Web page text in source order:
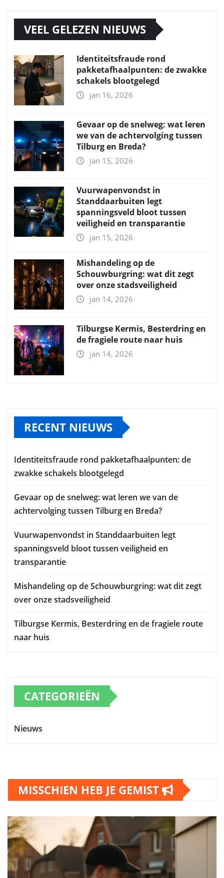
VEEL GELEZEN NIEUWS
Identiteitsfraude rond
pakketafhaalpunten: de zwakke
schakels blootgelegd
jan 16, 2026
Gevaar op de snelweg: wat leren
we van de achtervolging tussen
Tilburg en Breda?
jan 15, 2026
Vuurwapenvondst in
Standdaarbuiten legt
spanningsveld bloot tussen
veiligheid en transparantie
jan 15, 2026
Mishandeling op de
Schouwburgring: wat dit zegt
over onze stadsveiligheid
jan 14, 2026
Tilburgse Kermis, Besterdring en
de fragiele route naar huis
jan 14, 2026
RECENT NIEUWS
Identiteitsfraude rond pakketafhaalpunten: de
zwakke schakels blootgelegd
Gevaar op de snelweg: wat leren we van de
achtervolging tussen Tilburg en Breda?
Vuurwapenvondst in Standdaarbuiten legt
spanningsveld bloot tussen veiligheid en
transparantie
Mishandeling op de Schouwburgring: wat dit zegt
over onze stadsveiligheid
Tilburgse Kermis, Besterdring en de fragiele route
naar huis
CATEGORIEËN
Nieuws
MISSCHIEN HEB JE GEMIST